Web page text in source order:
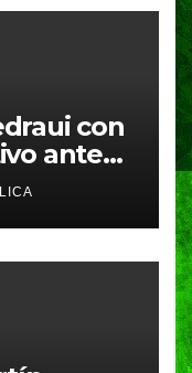
con
ante
desde